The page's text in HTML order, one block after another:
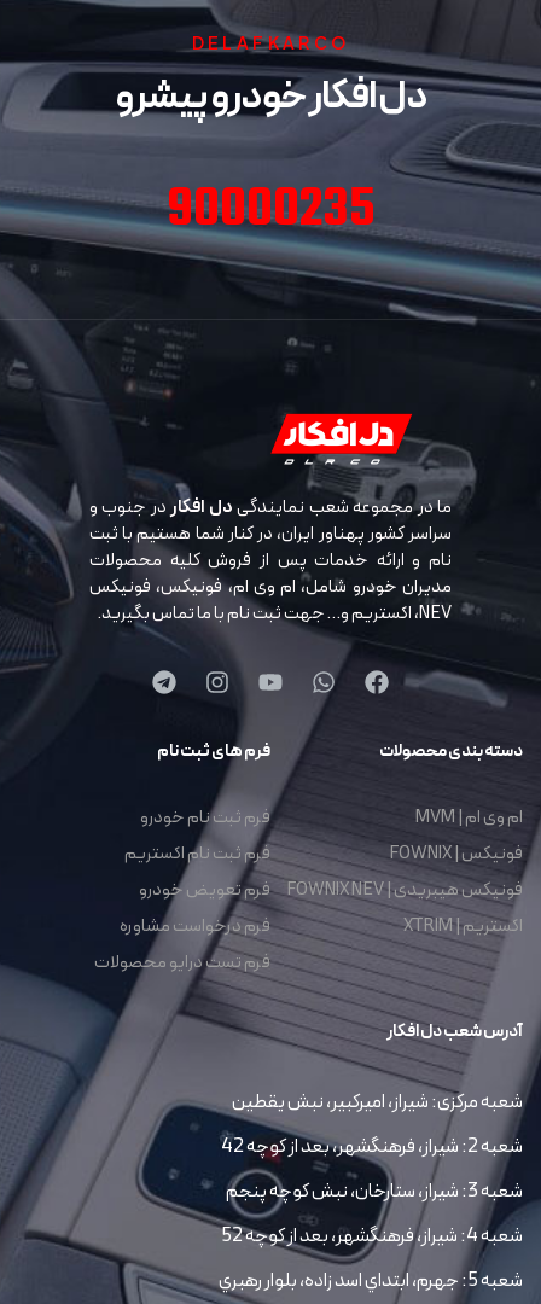
DELAFKARCO
دل افکار خودرو پیشرو
90000235
ما در مجموعه شعب نمایندگیدل افکاردر جنوب و
سراسر کشور پهناور ایران، در کنار شما هستیم با ثبت
نام و ارائه خدمات پس از فروش کلیه محصولات
مدیران خودرو شامل، ام وی ام، فونیکس، فونیکس
NEV، اکستریم و… جهت ثبت نام با ما تماس بگیرید.
دسته بندی محصولات
ام وی ام | MVM
فونیکس | FOWNIX
فونیکس هیبریدی | FOWNIX NEV
اکستریم | XTRIM
فرم های ثبت نام
فرم ثبت نام خودرو
فرم ثبت نام اکستریم
فرم تعویض خودرو
فرم درخواست مشاوره
فرم تست درایو محصولات
آدرس شعب دل افکار
شعبه مرکزی: شیراز، امیرکبیر، نبش یقطین
شعبه 2: شیراز، فرهنگشهر، بعد از کوچه 42
شعبه 3: شیراز، ستارخان، نبش کوچه پنجم
شعبه 4: شیراز، فرهنگشهر، بعد از کوچه 52
شعبه 5: جهرم، ابتداي اسد زاده، بلوار رهبري